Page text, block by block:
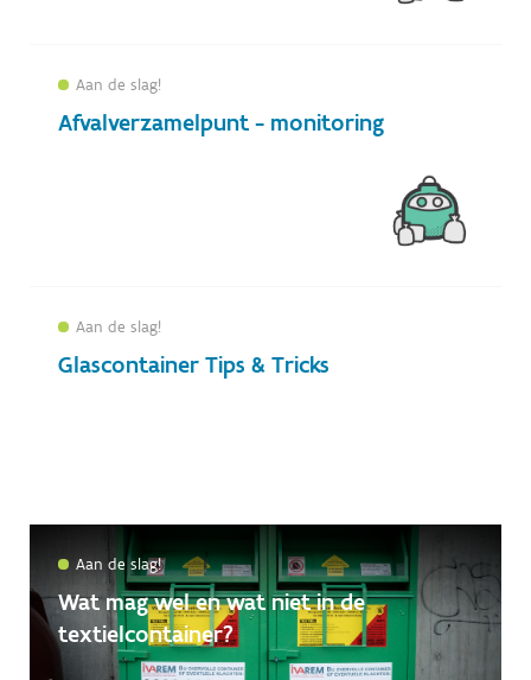
Afvalverzamelpunt - monitoring
Aan de slag!
Glascontainer Tips & Tricks
Aan de slag!
Wat mag wel en wat niet in de
textielcontainer?
Aan de slag!